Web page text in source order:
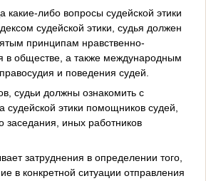
какие-либо вопросы судейской этики
судейской этики, судья должен
принципам нравственно-
в обществе, а также международным
и поведения судей.
судьи должны ознакомить с
судейской этики помощников судей,
заседания, иных работников
затруднения в определении того,
в конкретной ситуации отправления